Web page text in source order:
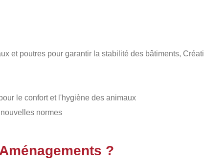
et poutres pour garantir la stabilité des bâtiments,
le confort et l'hygiène des animaux
normes
?